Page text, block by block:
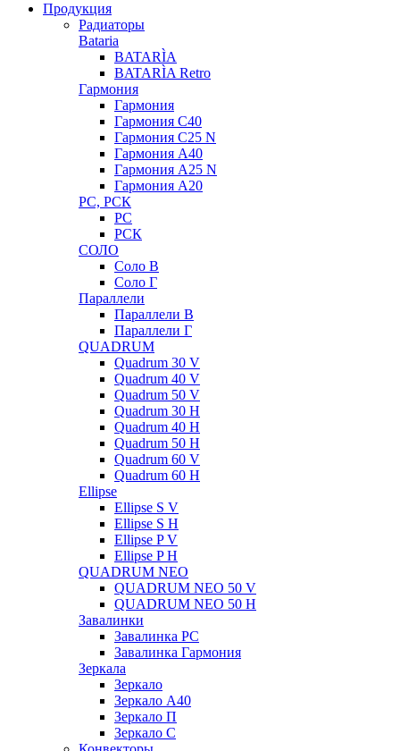
Продукция
Радиаторы
Bataria
BATARÌA
BATARÌA Retro
Гармония
Гармония
Гармония С40
Гармония С25 N
Гармония А40
Гармония А25 N
Гармония А20
РС, РСК
РС
РСК
СОЛО
Соло В
Соло Г
Параллели
Параллели В
Параллели Г
QUADRUM
Quadrum 30 V
Quadrum 40 V
Quadrum 50 V
Quadrum 30 H
Quadrum 40 H
Quadrum 50 H
Quadrum 60 V
Quadrum 60 H
Ellipse
Ellipse S V
Ellipse S H
Ellipse P V
Ellipse P H
QUADRUM NEO
QUADRUM NEO 50 V
QUADRUM NEO 50 H
Завалинки
Завалинка РС
Завалинка Гармония
Зеркала
Зеркало
Зеркало А40
Зеркало П
Зеркало С